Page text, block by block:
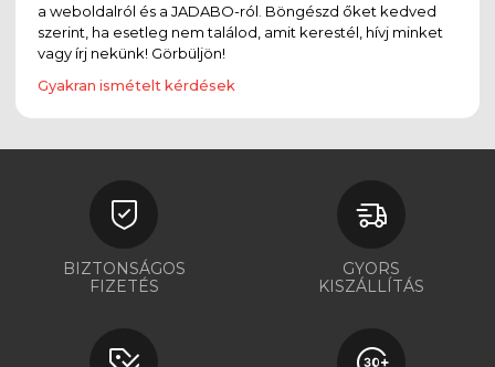
a weboldalról és a JADABO-ról. Böngészd őket kedved
szerint, ha esetleg nem találod, amit kerestél, hívj minket
vagy írj nekünk! Görbüljön!
Gyakran ismételt kérdések
BIZTONSÁGOS
FIZETÉS
GYORS
KISZÁLLÍTÁS